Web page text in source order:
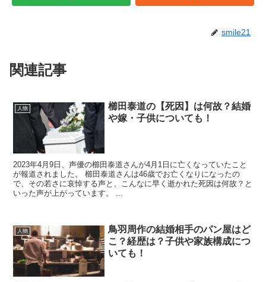
smile21
関連記事
人物
櫛田泰道の【死因】は何故？結婚
や嫁・子供についても！
2023年4月9日、声優の櫛田泰道さんが4月1日に亡くなっていたこと
が報道されました。 櫛田泰道さんは46歳でお亡くなりになったの
で、その若さに哀悼する声と、こんなに早く逝かれた死因は何故？と
いった声が上がっています。 ...
人物
鳥羽周作の結婚相手のパン屋はど
こ？経歴は？子供や家族構成につ
いても！